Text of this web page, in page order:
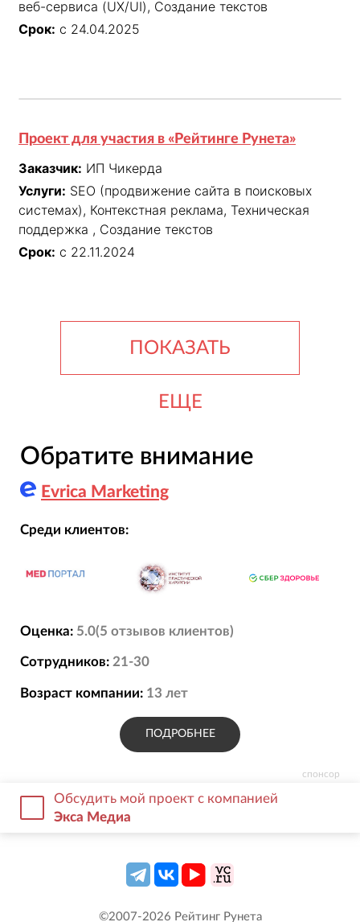
веб-сервиса (UX/UI), Создание текстов
Срок: с 24.04.2025
Проект для участия в «Рейтинге Рунета»
Заказчик: ИП Чикерда
Услуги: SEO (продвижение сайта в поисковых
системах), Контекстная реклама, Техническая
поддержка , Создание текстов
Срок: с 22.11.2024
ПОКАЗАТЬ
ЕЩЕ
спонсор
Обратите внимание
Evrica Marketing
Среди клиентов:
Оценка: 5.0(5 отзывов клиентов)
Сотрудников: 21-30
Возраст компании: 13 лет
ПОДРОБНЕЕ
Обсудить мой проект с компанией
Экса Медиа
©2007-2026 Рейтинг Рунета